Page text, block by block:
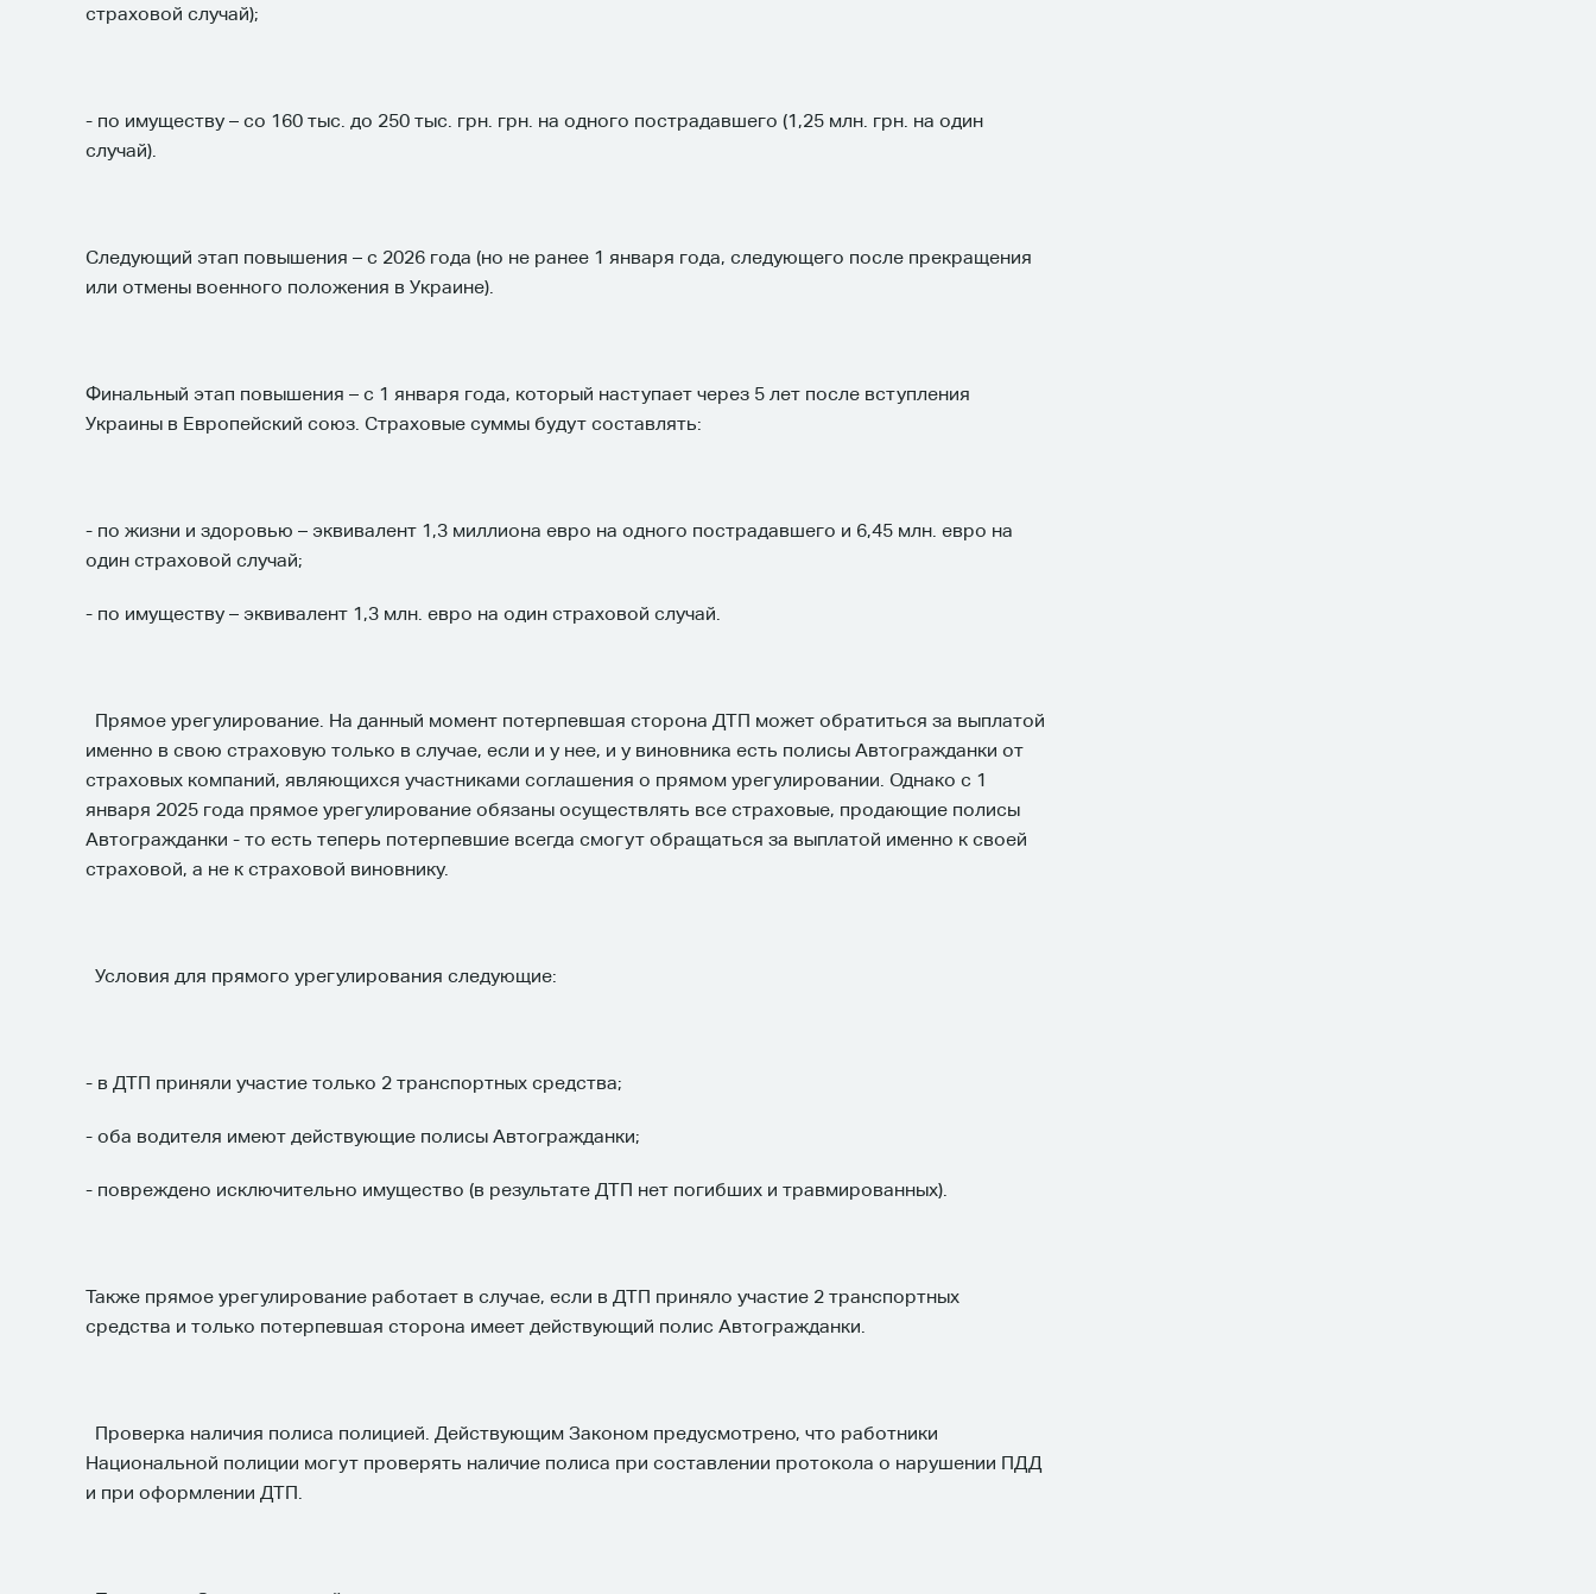
страховой случай);
- по имуществу – со 160 тыс. до 250 тыс. грн. грн. на одного пострадавшего (1,25 млн. грн. на один
случай).
Следующий этап повышения – с 2026 года (но не ранее 1 января года, следующего после прекращения
или отмены военного положения в Украине).
Финальный этап повышения – с 1 января года, который наступает через 5 лет после вступления
Украины в Европейский союз. Страховые суммы будут составлять:
- по жизни и здоровью – эквивалент 1,3 миллиона евро на одного пострадавшего и 6,45 млн. евро на
один страховой случай;
- по имуществу – эквивалент 1,3 млн. евро на один страховой случай.
Прямое урегулирование. На данный момент потерпевшая сторона ДТП может обратиться за выплатой
именно в свою страховую только в случае, если и у нее, и у виновника есть полисы Автогражданки от
страховых компаний, являющихся участниками соглашения о прямом урегулировании. Однако с 1
января 2025 года прямое урегулирование обязаны осуществлять все страховые, продающие полисы
Автогражданки - то есть теперь потерпевшие всегда смогут обращаться за выплатой именно к своей
страховой, а не к страховой виновнику.
Условия для прямого урегулирования следующие:
- в ДТП приняли участие только 2 транспортных средства;
- оба водителя имеют действующие полисы Автогражданки;
- повреждено исключительно имущество (в результате ДТП нет погибших и травмированных).
Также прямое урегулирование работает в случае, если в ДТП приняло участие 2 транспортных
средства и только потерпевшая сторона имеет действующий полис Автогражданки.
Проверка наличия полиса полицией. Действующим Законом предусмотрено, что работники
Национальной полиции могут проверять наличие полиса при составлении протокола о нарушении ПДД
и при оформлении ДТП.